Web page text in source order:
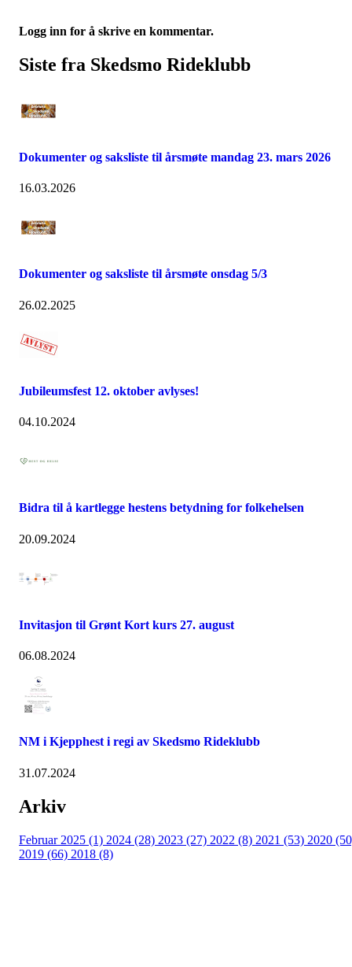
Logg inn for å skrive en kommentar.
Siste fra Skedsmo Rideklubb
Dokumenter og saksliste til årsmøte mandag 23. mars 2026
16.03.2026
Dokumenter og saksliste til årsmøte onsdag 5/3
26.02.2025
Jubileumsfest 12. oktober avlyses!
04.10.2024
Bidra til å kartlegge hestens betydning for folkehelsen
20.09.2024
Invitasjon til Grønt Kort kurs 27. august
06.08.2024
NM i Kjepphest i regi av Skedsmo Rideklubb
31.07.2024
Arkiv
Februar 2025 (1) 2024 (28) 2023 (27) 2022 (8) 2021 (53) 2020
2019 (66) 2018 (8)